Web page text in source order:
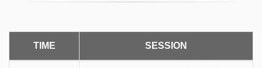
TIME SESSION